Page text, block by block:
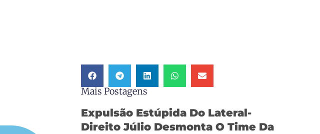
Mais Postagens
Expulsão Estúpida Do Lateral-
Direito Júlio Desmonta O Time Da